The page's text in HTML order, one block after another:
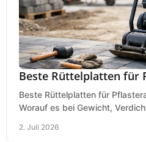
Beste Rüttelplatten für
Beste Rüttelplatten für
Worauf es bei Gewicht,
2. Juli 2026